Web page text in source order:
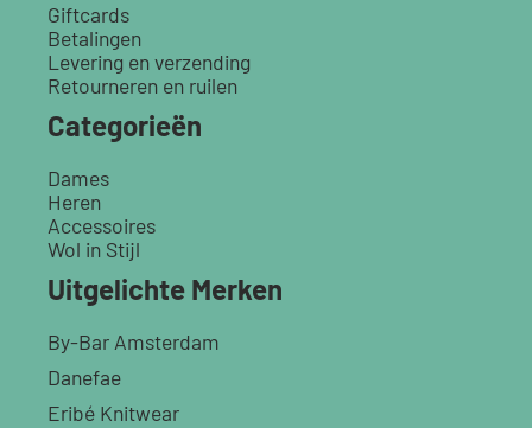
Giftcards
Betalingen
Levering en verzending
Retourneren en ruilen
Categorieën
Dames
Heren
Accessoires
Wol in Stijl
Uitgelichte Merken
By-Bar Amsterdam
Danefae
Eribé Knitwear